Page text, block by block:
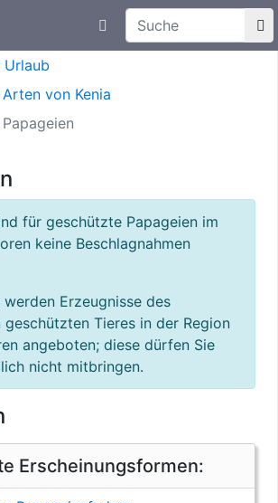
Aktuelle Meldungen
Suchtexteingabe
von Kenia
für geschützte Papageien im
keine Beschlagnahmen
Erzeugnisse des
Tieres in der Region
angeboten; diese dürfen Sie
nicht mitbringen.
Erscheinungsformen: